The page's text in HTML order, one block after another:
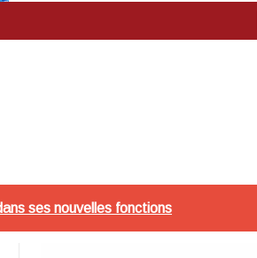
ses nouvelles fonctions